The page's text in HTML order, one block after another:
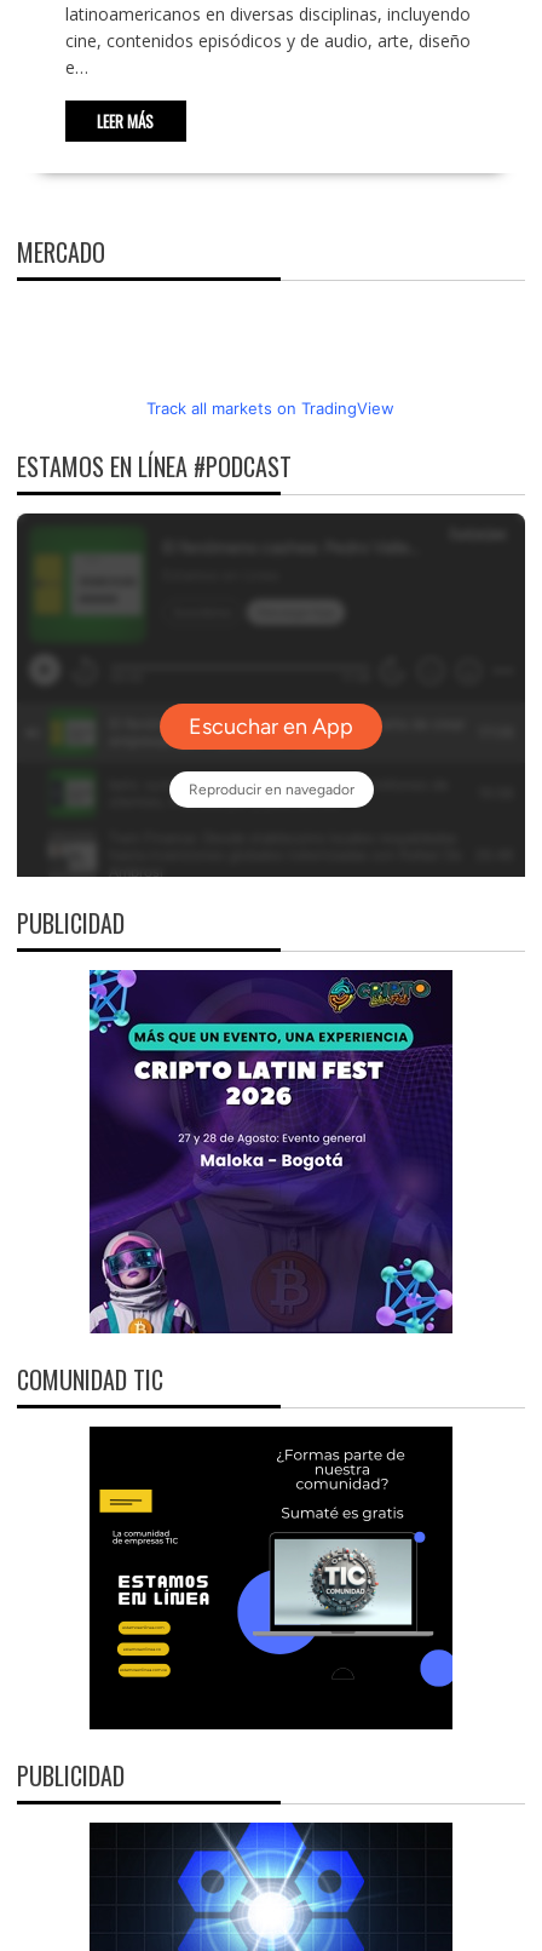
latinoamericanos en diversas disciplinas, incluyendo
cine, contenidos episódicos y de audio, arte, diseño
e…
LEER MÁS
MERCADO
Track all markets on TradingView
ESTAMOS EN LÍNEA #PODCAST
PUBLICIDAD
COMUNIDAD TIC
PUBLICIDAD